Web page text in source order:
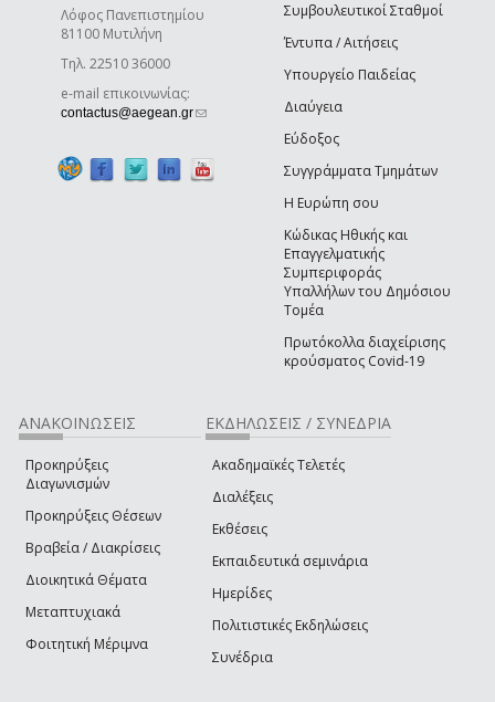
Λόφος Πανεπιστημίου
81100 Μυτιλήνη
Τηλ. 22510 36000
e-mail επικοινωνίας:
contactus@aegean.gr(link sends e-mail)
Συμβουλευτικοί Σταθμοί
Έντυπα / Αιτήσεις
Υπουργείο Παιδείας
Διαύγεια
Εύδοξος
Συγγράμματα Τμημάτων
Η Ευρώπη σου
Κώδικας Ηθικής και
Επαγγελματικής
Συμπεριφοράς
Υπαλλήλων του Δημόσιου
Τομέα
Πρωτόκολλα διαχείρισης
κρούσματος Covid-19
ΑΝΑΚΟΙΝΩΣΕΙΣ
Προκηρύξεις
Διαγωνισμών
Προκηρύξεις Θέσεων
Βραβεία / Διακρίσεις
Διοικητικά Θέματα
Μεταπτυχιακά
Φοιτητική Μέριμνα
ΕΚΔΗΛΩΣΕΙΣ / ΣΥΝΕΔΡΙΑ
Ακαδημαϊκές Τελετές
Διαλέξεις
Εκθέσεις
Εκπαιδευτικά σεμινάρια
Ημερίδες
Πολιτιστικές Εκδηλώσεις
Συνέδρια